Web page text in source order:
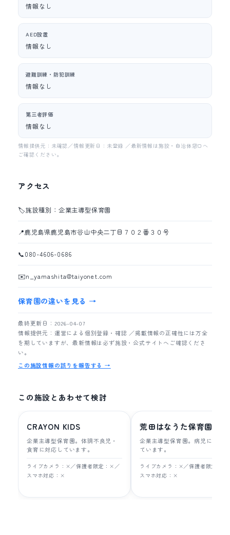
情報なし
AED設置
情報なし
避難訓練・防犯訓練
情報なし
第三者評価
情報なし
情報提供元：未確認／情報更新日：未登録 ／最新情報は施設・自治体窓口へ
ご確認ください。
アクセス
🏷️施設種別：企業主導型保育園
📍鹿児島県鹿児島市谷山中央二丁目７０２番３０号
📞080-4606-0686
✉️n_yamashita@taiyonet.com
保育園の違いを見る →
最終更新日：2026-04-07
情報提供元：運営による個別登録・確認 ／掲載情報の正確性には万全
を期していますが、最新情報は必ず施設・公式サイトへご確認くださ
い。
この施設情報の誤りを報告する →
この施設とあわせて検討
CRAYON KIDS
企業主導型保育園。体調不良児・
食育に対応しています。
ライブカメラ：×／保護者限定：×／
スマホ対応：×
荒田はなうた保育園
企業主導型保育園。病児に対応
ています。
ライブカメラ：×／保護者限定：×
スマホ対応：×